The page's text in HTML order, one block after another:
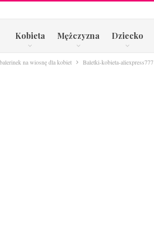
Kobieta Mężczyzna Dziecko
na wiosnę dla kobiet Baletki-kobieta-aliexpress777